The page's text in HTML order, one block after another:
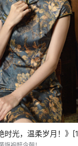
时光，温柔岁月！》